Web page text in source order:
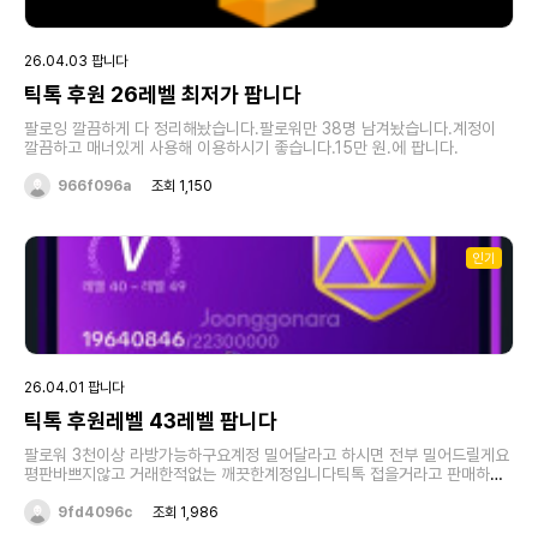
26.04.03 팝니다
틱톡 후원 26레벨 최저가 팝니다
팔로잉 깔끔하게 다 정리해놨습니다.팔로워만 38명 남겨놨습니다.계정이
깔끔하고 매너있게 사용해 이용하시기 좋습니다.15만 원.에 팝니다.
966f096a 조회 1,150
인기
26.04.01 팝니다
틱톡 후원레벨 43레벨 팝니다
팔로워 3천이상 라방가능하구요계정 밀어달라고 하시면 전부 밀어드릴게요
평판바쁘지않고 거래한적없는 깨끗한계정입니다틱톡 접을거라고 판매하는
감사합니다9fd4096c 조회 1,986